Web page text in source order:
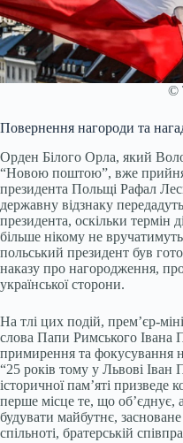
©
Повернення нагороди та
Орден Білого Орла, який
“Новою поштою”, вже
президента Польщі Рафал
державну відзнаку
президента, оскільки термін
більше нікому не
польський президент був
наказу про нагородження,
української сторони.
На тлі цих подій, прем’єр-
слова Папи Римського Івана
примирення та фокусування
“25 років тому у Львові
історичної пам’яті призведе
перше місце те, що об’єднує,
будувати майбутнє,
спільноті, братерській